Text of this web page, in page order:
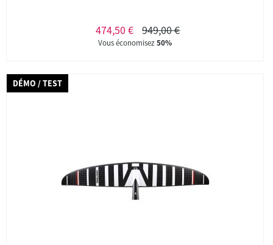
474,50 € 949,00 €
Vous économisez50%
DÉMO / TEST